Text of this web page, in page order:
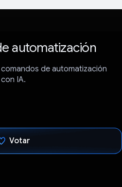
automatización
de automatización
con IA.
Votar